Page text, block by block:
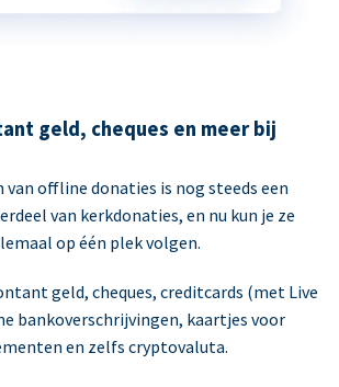
geld, cheques en meer bij
van offline donaties is nog steeds een
van kerkdonaties, en nu kun je ze
op één plek volgen.
geld, cheques, creditcards (met Live
bankoverschrijvingen, kaartjes voor
en zelfs cryptovaluta.